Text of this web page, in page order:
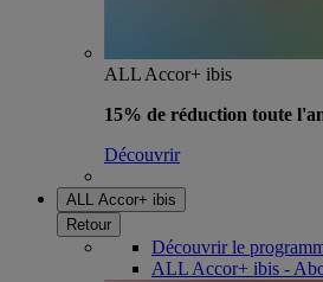
ALL Accor+ ibis
15% de réduction toute
Découvrir
ALL Accor+ ibis
Retour
Découvrir le
ALL Accor+ ibis -